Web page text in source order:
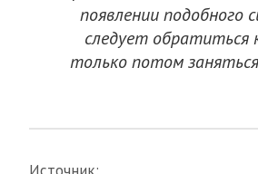
появлении подобного
следует обратиться
только потом